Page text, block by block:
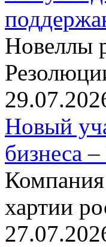
Новеллы
Новый
бизнеса
хартии